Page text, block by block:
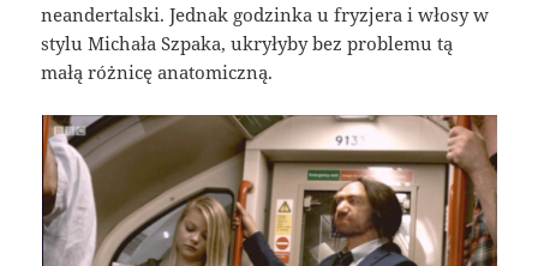
neandertalski. Jednak godzinka u fryzjera i włosy w
stylu Michała Szpaka, ukryłyby bez problemu tą
małą różnicę anatomiczną.